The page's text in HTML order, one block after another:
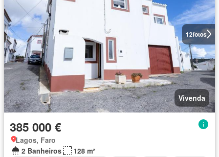
12fotos
Vivenda
385 000 €
Lagos, Faro
2 Banheiros
128 m²